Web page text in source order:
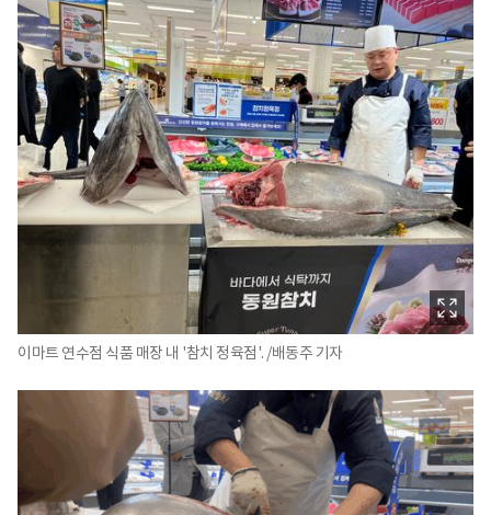
이마트 연수점 식품 매장 내 '참치 정육점'. /배동주 기자